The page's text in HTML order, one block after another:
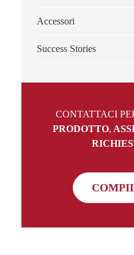
Accessori
Success Stories
CONTATTACI
PRODOTTO,